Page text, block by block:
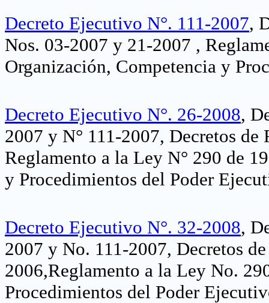
Decreto Ejecutivo N°. 111-2007,
Nos. 03-2007 y 21-2007 ,
Organización, Competencia y
Decreto Ejecutivo N°. 26-2008,
2007 y N° 111-2007, Decretos
Reglamento a la Ley N° 290 de
y Procedimientos del Poder
Decreto Ejecutivo N°. 32-2008,
2007 y No. 111-2007, Decretos
2006,Reglamento a la Ley No.
Procedimientos del Poder